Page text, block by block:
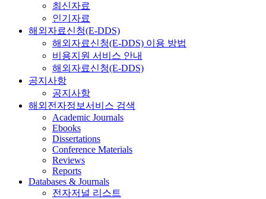
최신자료
인기자료
해외자료신청(E-DDS)
해외자료신청(E-DDS) 이용 방법
비용지원 서비스 안내
해외자료신청(E-DDS)
공지사항
공지사항
해외전자정보서비스 검색
Academic Journals
Ebooks
Dissertations
Conference Materials
Reviews
Reports
Databases & Journals
전자저널 리스트